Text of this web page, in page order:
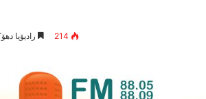
214 رادیۆیا